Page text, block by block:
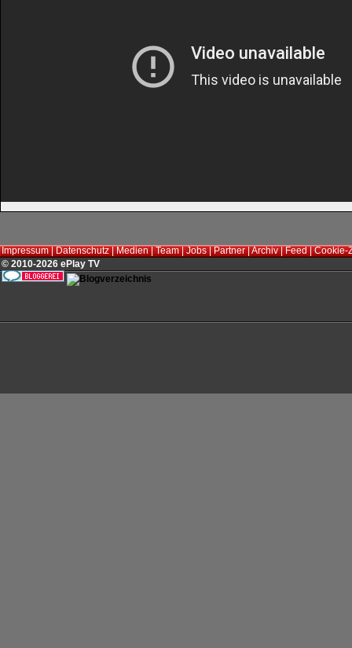
Impressum|Datenschutz|Medien|Team|Jobs|Partner|Archiv|Feed|Cookie-
© 2010-2026 ePlay TV